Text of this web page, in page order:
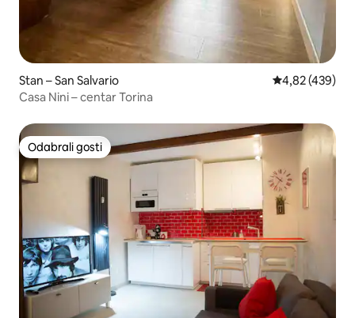
Stan – San Salvario Prosječna
4,82 (439)
Casa Nini – centar Torina
Odabrali gosti
Odabrali gosti